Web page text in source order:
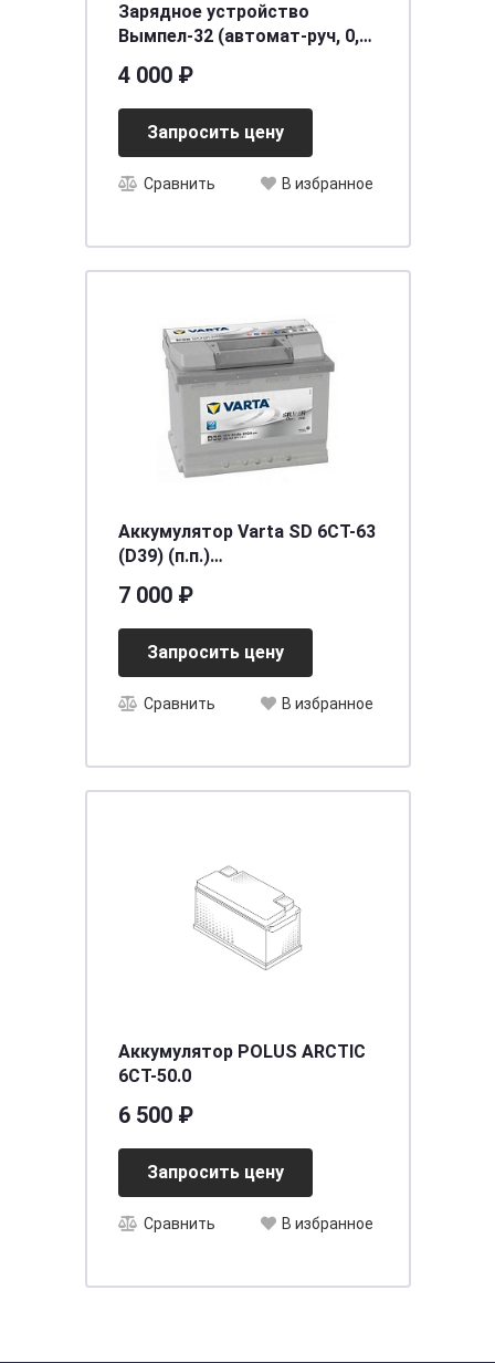
Зарядное устройство
Вымпел-32 (автомат-руч, 0,8-
стрелоч. амперметр)
4 000 ₽
Запросить цену
Сравнить В избранное
Аккумулятор Varta SD 6CT-63
(D39) (п.п.)
7 000 ₽
Запросить цену
Сравнить В избранное
Аккумулятор POLUS ARCTIC
6CT-50.0
6 500 ₽
Запросить цену
Сравнить В избранное